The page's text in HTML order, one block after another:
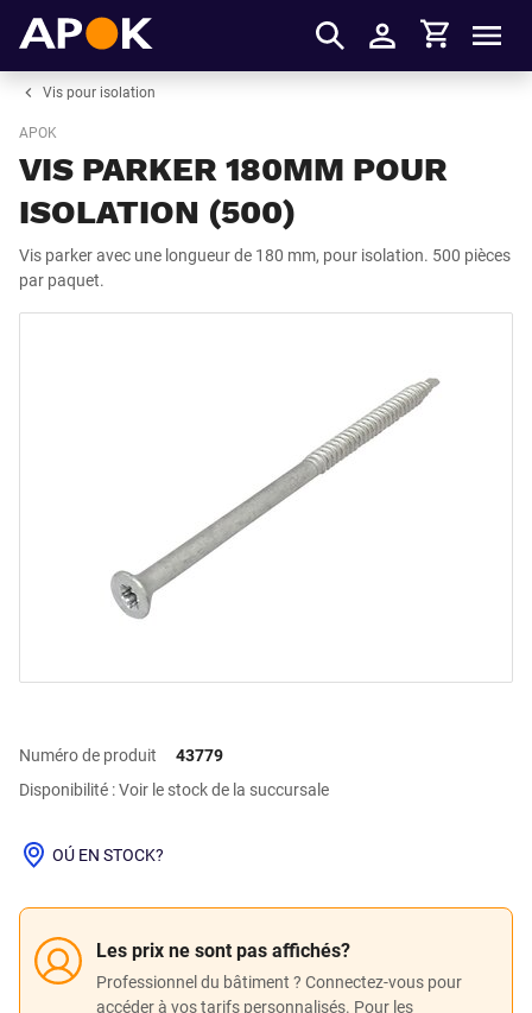
S'identifier
Panier
Vis pour isolation
APOK
VIS PARKER 180MM POUR
ISOLATION (500)
Vis parker avec une longueur de 180 mm, pour isolation. 500 pièces
par paquet.
Numéro de produit
43779
Disponibilité : Voir le stock de la succursale
Les prix ne sont pas affichés?
Professionnel du bâtiment ? Connectez-vous pour
accéder à vos tarifs personnalisés. Pour les
OÚ EN STOCK?